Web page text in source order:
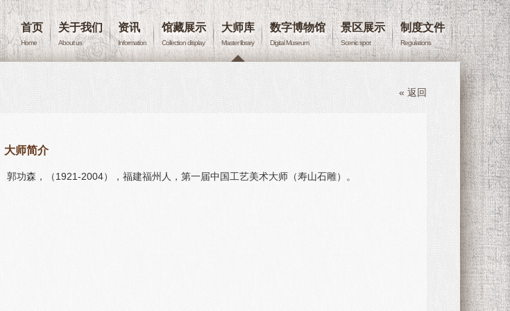
首页
Home
关于我们
About us
资讯
Information
馆藏展示
Collection display
大师库
Master library
数字博物馆
Digital Museum
景区展示
Scenic spot
制度文件
Regulations
« 返回
大师简介
郭功森，（1921-2004），福建福州人，第一届中国工艺美术大师（寿山石雕）。